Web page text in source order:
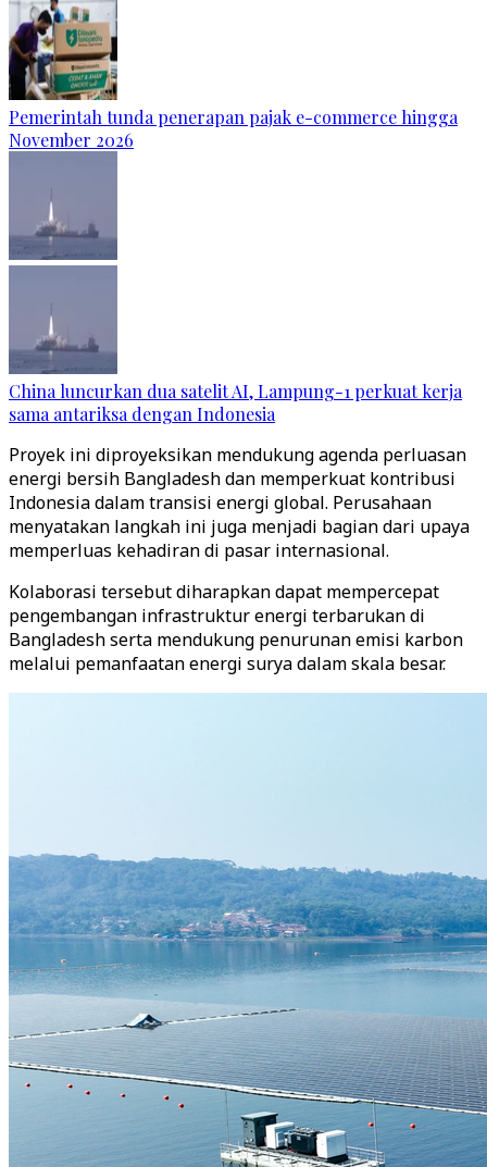
Pemerintah tunda penerapan pajak e-commerce hingga
November 2026
China luncurkan dua satelit AI, Lampung-1 perkuat kerja
sama antariksa dengan Indonesia
Proyek ini diproyeksikan mendukung agenda perluasan
energi bersih Bangladesh dan memperkuat kontribusi
Indonesia dalam transisi energi global. Perusahaan
menyatakan langkah ini juga menjadi bagian dari upaya
memperluas kehadiran di pasar internasional.
Kolaborasi tersebut diharapkan dapat mempercepat
pengembangan infrastruktur energi terbarukan di
Bangladesh serta mendukung penurunan emisi karbon
melalui pemanfaatan energi surya dalam skala besar.